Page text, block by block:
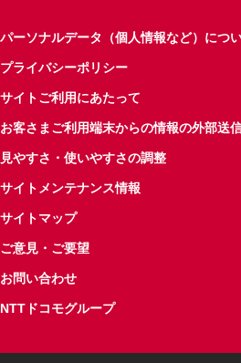
パーソナルデータ（個人情報など）につ
プライバシーポリシー
サイトご利用にあたって
お客さまご利用端末からの情報の外部送
見やすさ・使いやすさの調整
サイトメンテナンス情報
サイトマップ
ご意見・ご要望
お問い合わせ
NTTドコモグループ